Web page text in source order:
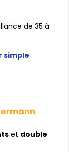
de 35 à
simple
et double